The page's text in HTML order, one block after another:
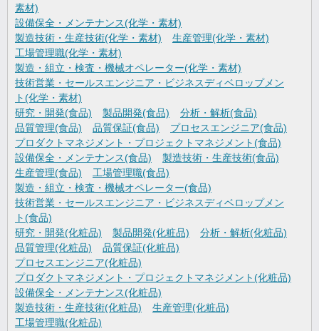
素材)
設備保全・メンテナンス(化学・素材)
製造技術・生産技術(化学・素材)
生産管理(化学・素材)
工場管理職(化学・素材)
製造・組立・検査・機械オペレーター(化学・素材)
技術営業・セールスエンジニア・ビジネスディベロップメン
ト(化学・素材)
研究・開発(食品)
製品開発(食品)
分析・解析(食品)
品質管理(食品)
品質保証(食品)
プロセスエンジニア(食品)
プロダクトマネジメント・プロジェクトマネジメント(食品)
設備保全・メンテナンス(食品)
製造技術・生産技術(食品)
生産管理(食品)
工場管理職(食品)
製造・組立・検査・機械オペレーター(食品)
技術営業・セールスエンジニア・ビジネスディベロップメン
ト(食品)
研究・開発(化粧品)
製品開発(化粧品)
分析・解析(化粧品)
品質管理(化粧品)
品質保証(化粧品)
プロセスエンジニア(化粧品)
プロダクトマネジメント・プロジェクトマネジメント(化粧品)
設備保全・メンテナンス(化粧品)
製造技術・生産技術(化粧品)
生産管理(化粧品)
工場管理職(化粧品)